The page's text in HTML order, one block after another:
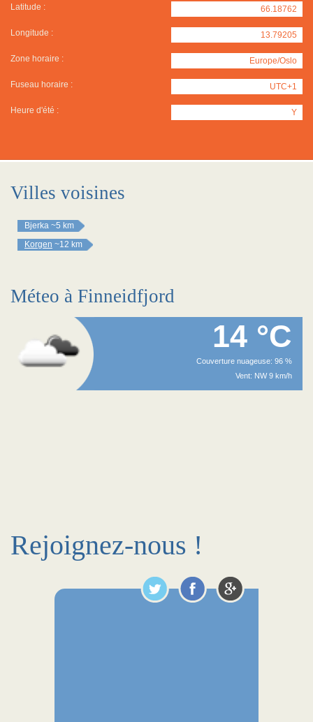
Latitude : 66.18762
Longitude : 13.79205
Zone horaire : Europe/Oslo
Fuseau horaire : UTC+1
Heure d'été : Y
Villes voisines
Bjerka ~5 km
Korgen ~12 km
Méteo à Finneidfjord
14 °C
Couverture nuageuse: 96 %
Vent: NW 9 km/h
Rejoignez-nous !